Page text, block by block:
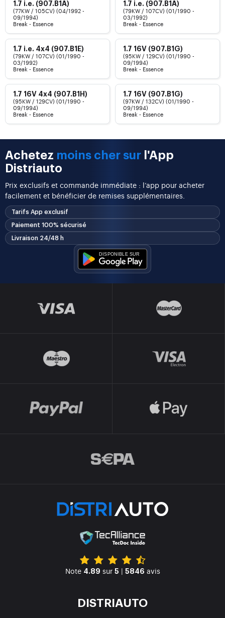
1.7 i.e. (907.B1A)
(77KW / 105CV) (04/1992 -
09/1994)
Break - Essence
1.7 i.e. (907.B1A)
(79KW / 107CV) (01/1990 -
03/1992)
Break - Essence
1.7 i.e. 4x4 (907.B1E)
(79KW / 107CV) (01/1990 -
03/1992)
Break - Essence
1.7 16V (907.B1G)
(95KW / 129CV) (01/1990 -
09/1994)
Break - Essence
1.7 16V 4x4 (907.B1H)
(95KW / 129CV) (01/1990 -
09/1994)
Break - Essence
1.7 16V (907.B1G)
(97KW / 132CV) (01/1990 -
09/1994)
Break - Essence
Achetez moins cher sur l'App
Distriauto
Prix exclusifs et commande immédiate : l’app pour acheter
facilement et bénéficier de remises supplémentaires.
Tarifs App exclusif
Paiement 100% sécurisé
Livraison 24/48 h
Note 4.89 sur 5 | 5846 avis
DISTRIAUTO